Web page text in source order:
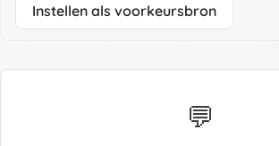
Instellen als voorkeursbron
💬